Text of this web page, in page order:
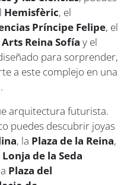
Hemisfèric, el
Príncipe Felipe, el
Reina Sofía y el
para sorprender,
a este complejo en una
arquitectura futurista.
puedes descubrir joyas
, la Plaza de la Reina,
Lonja de la Seda
Plaza del